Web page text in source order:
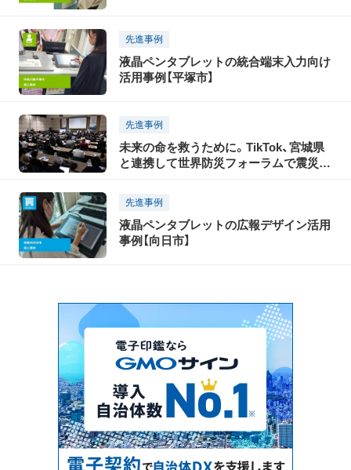
先進事例
液晶ペンタブレットの統合端末入力向け
活用事例【平塚市】
先進事例
未来の命を救うために。TikTok、宮城県
と連携して世界防災フォーラムで震災伝
先進事例
液晶ペンタブレットの広報デザイン活用
事例【向日市】